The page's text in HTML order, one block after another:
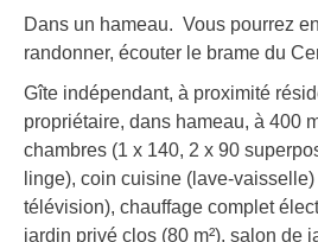
Dans un hameau. Vous pourrez
randonner, écouter le brame du
Gîte indépendant, à proximité
propriétaire, dans hameau, à 400
chambres (1 x 140, 2 x 90
linge), coin cuisine (lave-
télévision), chauffage complet
jardin privé clos (80 m²), salon de